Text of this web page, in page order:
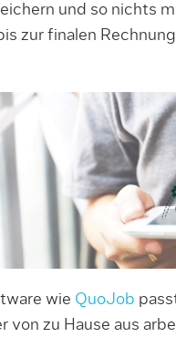
und so nichts
zur finalen
wie QuoJob
von zu Hause aus